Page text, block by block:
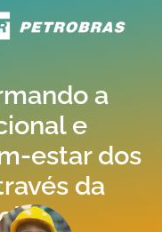
a
e
estar dos
da